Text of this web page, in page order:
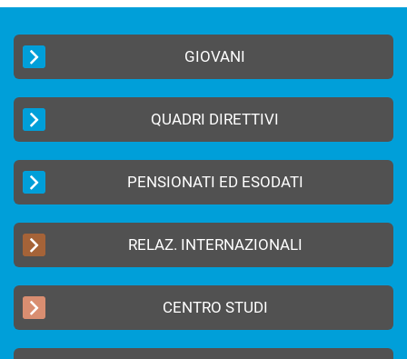
GIOVANI
QUADRI DIRETTIVI
PENSIONATI ED ESODATI
RELAZ. INTERNAZIONALI
CENTRO STUDI